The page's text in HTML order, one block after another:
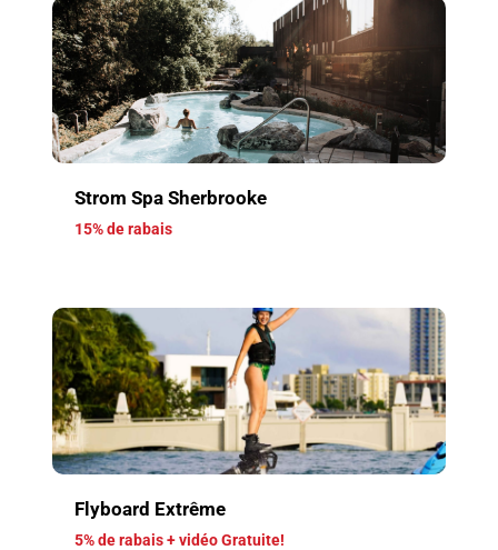
Strom Spa Sherbrooke
15% de rabais
Flyboard Extrême
5% de rabais + vidéo Gratuite!